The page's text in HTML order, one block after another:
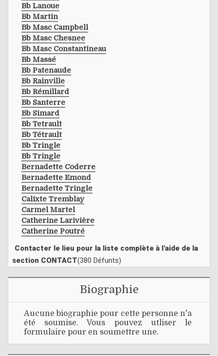
Bb Lanoue
Bb Martin
Bb Masc Campbell
Bb Masc Chesnee
Bb Masc Constantineau
Bb Massé
Bb Patenaude
Bb Rainville
Bb Rémillard
Bb Santerre
Bb Simard
Bb Tetrault
Bb Tétrault
Bb Tringle
Bb Tringle
Bernadette Coderre
Bernadette Emond
Bernadette Tringle
Calixte Tremblay
Carmel Martel
Catherine Larivière
Catherine Poutré
Contacter le lieu pour la liste complète à l'aide de la
section CONTACT(380 Défunts)
Biographie
Aucune biographie pour cette personne n'a
été soumise. Vous pouvez utliser le
formulaire pour en soumettre une.